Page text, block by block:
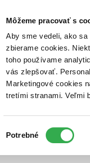
Môžeme pracovať s
Aby sme vedeli, ako
zbierame cookies.
toho používame
vás zlepšovať.
Marketingové cookies
tretími stranami. Veľmi
súhlasu
Potrebné
Poukážky Kontakt